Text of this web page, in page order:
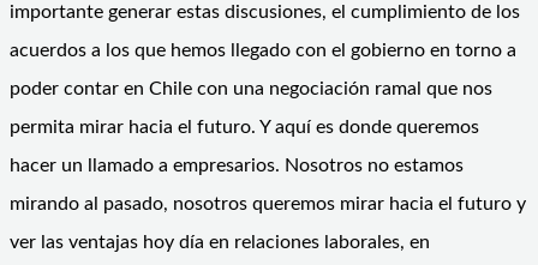
importante generar estas discusiones, el cumplimiento de los
acuerdos a los que hemos llegado con el gobierno en torno a
poder contar en Chile con una negociación ramal que nos
permita mirar hacia el futuro. Y aquí es donde queremos
hacer un llamado a empresarios. Nosotros no estamos
mirando al pasado, nosotros queremos mirar hacia el futuro y
ver las ventajas hoy día en relaciones laborales, en